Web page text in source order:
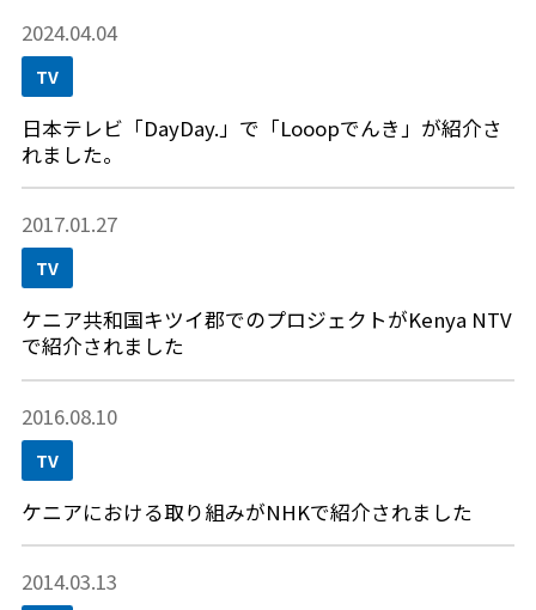
2024.04.04
TV
日本テレビ「DayDay.」で「Looopでんき」が紹介さ
れました。
2017.01.27
TV
ケニア共和国キツイ郡でのプロジェクトがKenya NTV
で紹介されました
2016.08.10
TV
ケニアにおける取り組みがNHKで紹介されました
2014.03.13